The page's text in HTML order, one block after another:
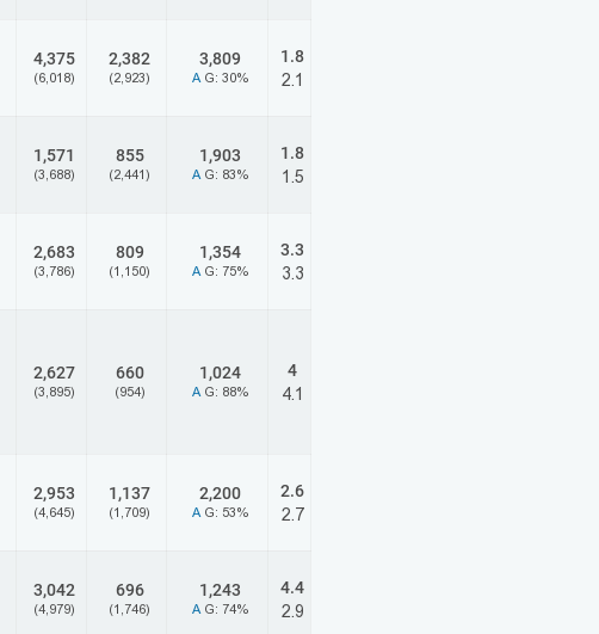
4,375
(6,018)
2,382
(2,923)
3,809
A G: 30%
1.8
2.1
1,571
(3,688)
855
(2,441)
1,903
A G: 83%
1.8
1.5
2,683
(3,786)
809
(1,150)
1,354
A G: 75%
3.3
3.3
2,627
(3,895)
660
(954)
1,024
A G: 88%
4
4.1
2,953
(4,645)
1,137
(1,709)
2,200
A G: 53%
2.6
2.7
3,042
(4,979)
696
(1,746)
1,243
A G: 74%
4.4
2.9